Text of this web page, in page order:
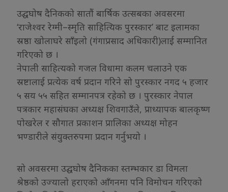
उद्घघोष दैनिकको सातौं बार्षिक उत्सबका अवसरमा
‘राजेश्वर रेग्मी–स्मृति साहित्यिक पुरस्कार’ बाट इलामका
स्रष्ठा खोलाघरे साँइलो (गंगाप्रसाद अधिकारी)लाई सम्मानित
गरिएको छ ।
नेपाली साहित्यको गजल विधामा कलम चलाउने एक
स्रष्टालाई प्रत्येक वर्ष प्रदान गरिने सो पुरस्कार नगद ५ हजार
५ सय ५५ सहित सम्मानपत्र रहेको छ । पुरस्कार नेपाल
पत्रकार महासंघका अध्यक्ष शिवगाउँले, प्राध्यापक बालकृष्ण
पोखरेल र सौगात प्रकाशन प्रालिका अध्यक्ष मोहन
भण्डारीले संयुक्तरुपमा प्रदान गर्नुभयो ।
सो अवसरमा उद्घघोष दैनिकका स्तम्भकार डा विमला
श्रेष्ठको उज्यालो हराएको आँगनमा पनि विमोचन गरिएको